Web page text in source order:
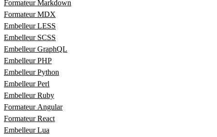
Formateur Markdown
Formateur MDX
Embelleur LESS
Embelleur SCSS
Embelleur GraphQL
Embelleur PHP
Embelleur Python
Embelleur Perl
Embelleur Ruby
Formateur Angular
Formateur React
Embelleur Lua